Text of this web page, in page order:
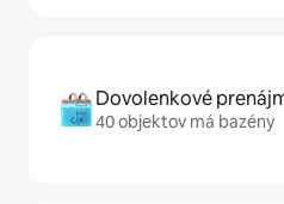
Dovolenkové
40 objektov má bazény